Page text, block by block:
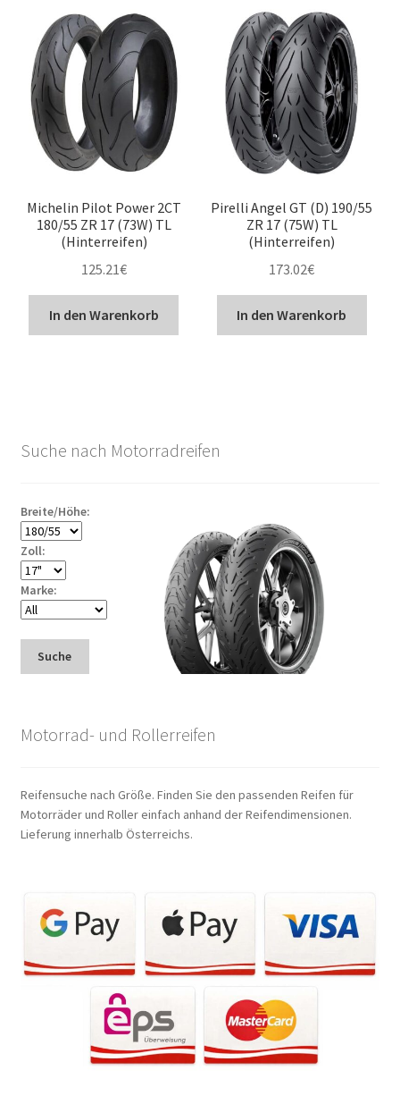
Michelin Pilot Power 2CT
180/55 ZR 17 (73W) TL
(Hinterreifen)
125.21€
In den Warenkorb
Pirelli Angel GT (D) 190/55
ZR 17 (75W) TL
(Hinterreifen)
173.02€
In den Warenkorb
Suche nach Motorradreifen
Breite/Höhe:
Zoll:
Marke:
Suche
Motorrad- und Rollerreifen
Reifensuche nach Größe. Finden Sie den passenden Reifen für
Motorräder und Roller einfach anhand der Reifendimensionen.
Lieferung innerhalb Österreichs.